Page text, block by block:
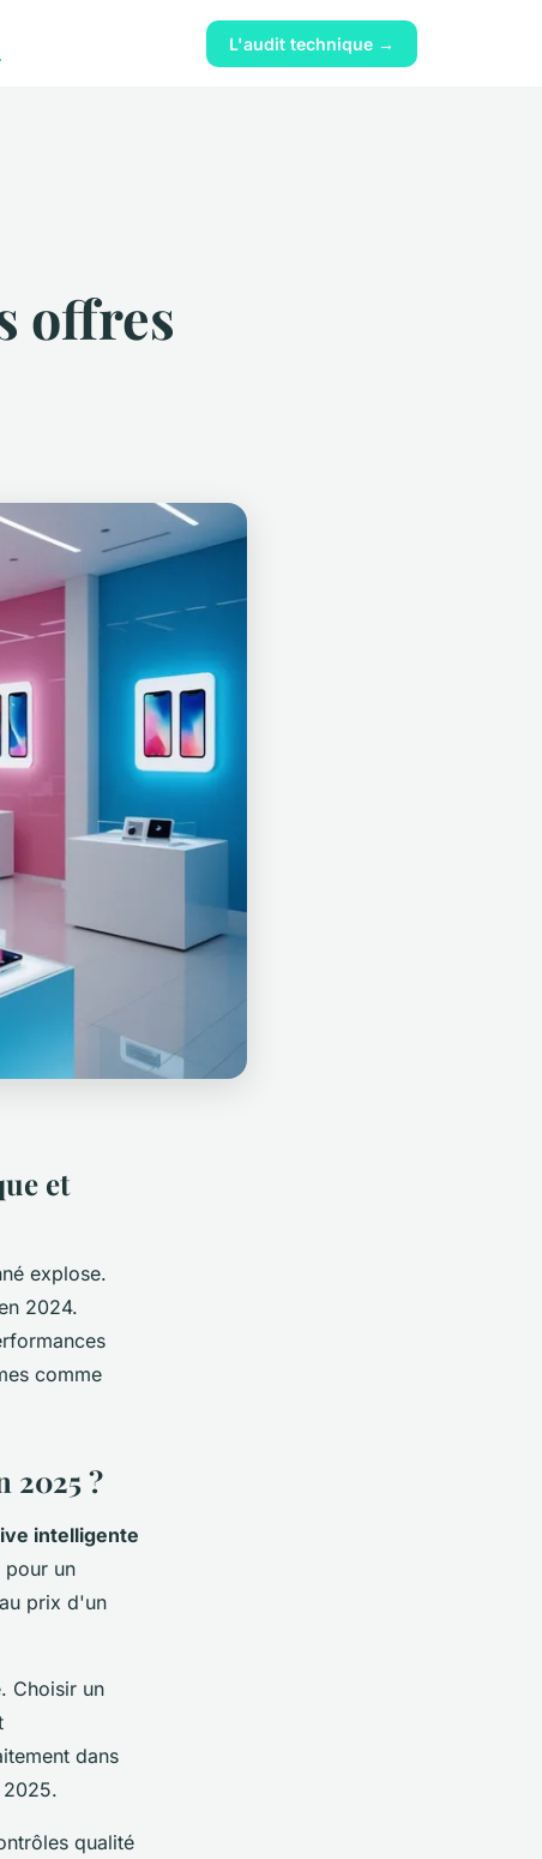
L'audit technique →
offres
et
explose.
2024.
comme
2025 ?
intelligente
pour un
prix d'un
Choisir un
dans
2025.
qualité